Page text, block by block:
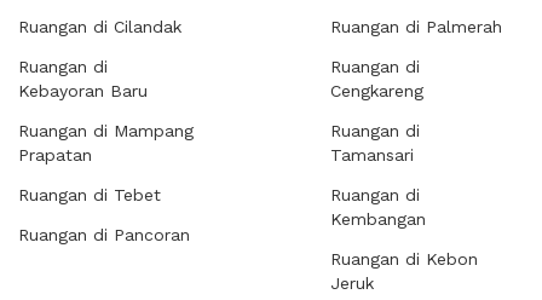
Ruangan di Cilandak
Ruangan di
Kebayoran Baru
Ruangan di Mampang
Prapatan
Ruangan di Tebet
Ruangan di Pancoran
Ruangan di Palmerah
Ruangan di
Cengkareng
Ruangan di
Tamansari
Ruangan di
Kembangan
Ruangan di Kebon
Jeruk